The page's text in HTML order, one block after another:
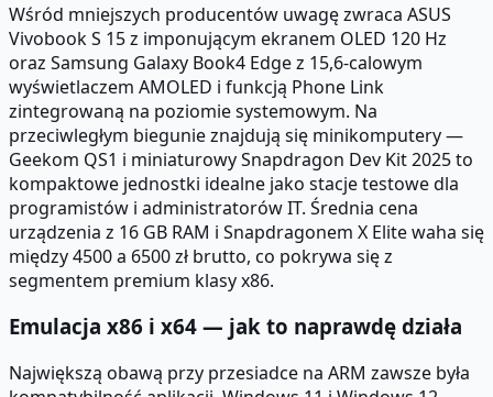
Wśród mniejszych producentów uwagę zwraca ASUS
Vivobook S 15 z imponującym ekranem OLED 120 Hz
oraz Samsung Galaxy Book4 Edge z 15,6-calowym
wyświetlaczem AMOLED i funkcją Phone Link
zintegrowaną na poziomie systemowym. Na
przeciwległym biegunie znajdują się minikomputery —
Geekom QS1 i miniaturowy Snapdragon Dev Kit 2025 to
kompaktowe jednostki idealne jako stacje testowe dla
programistów i administratorów IT. Średnia cena
urządzenia z 16 GB RAM i Snapdragonem X Elite waha się
między 4500 a 6500 zł brutto, co pokrywa się z
segmentem premium klasy x86.
Emulacja x86 i x64 — jak to naprawdę działa
Największą obawą przy przesiadce na ARM zawsze była